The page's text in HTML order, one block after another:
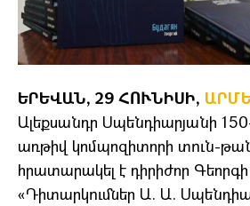
ԵՐԵՎԱՆ, 29 ՀՈՒՆԻՍԻ,
Ալեքսանդր Սպենդիարյանի
առթիվ կոմպոզիտորի տուն-
հրատարակել է դիրիժոր
«Դիտարկումներ Ա. Ա.